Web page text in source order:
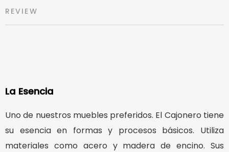
REVIEW
La Esencia
Uno de nuestros muebles preferidos. El Cajonero tiene
su esencia en formas y procesos básicos. Utiliza
materiales como acero y madera de encino. Sus